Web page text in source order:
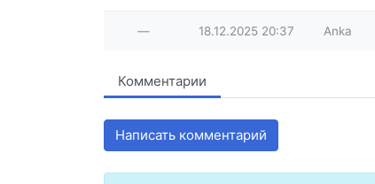
— 18.12.2025 20:37 Anka
Комментарии
Написать комментарий